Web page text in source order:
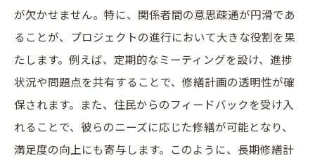
が欠かせません。特に、関係者間の意思疎通が円滑であ
ることが、プロジェクトの進行において大きな役割を果
たします。例えば、定期的なミーティングを設け、進捗
状況や問題点を共有することで、修繕計画の透明性が確
保されます。また、住民からのフィードバックを受け入
れることで、彼らのニーズに応じた修繕が可能となり、
満足度の向上にも寄与します。このように、長期修繕計